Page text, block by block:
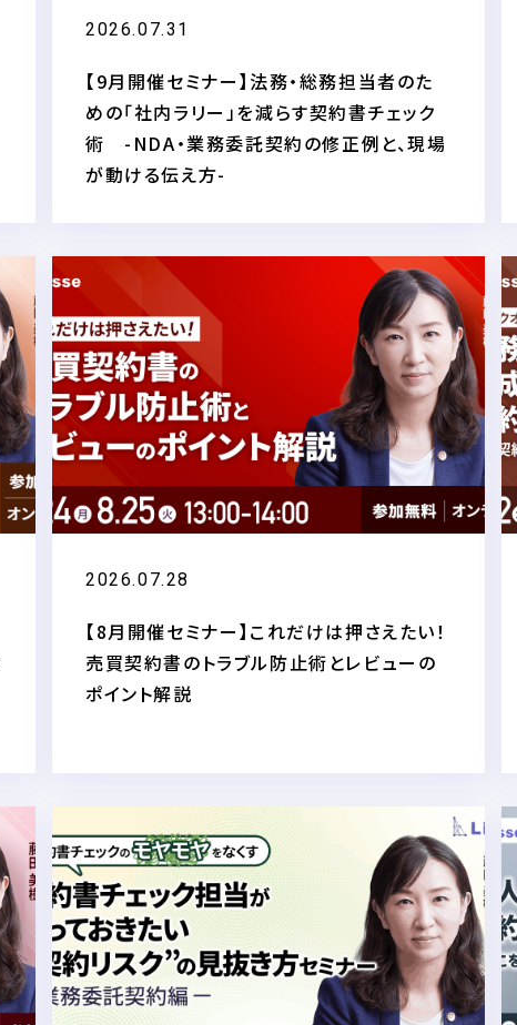
2026.07.31
【9月開催セミナー】法務・総務担当者のた
めの「社内ラリー」を減らす契約書チェック
術 -NDA・業務委託契約の修正例と、現場
が動ける伝え方-
2026.07.28
【8月開催セミナー】これだけは押さえたい！
売買契約書のトラブル防止術とレビューの
ポイント解説